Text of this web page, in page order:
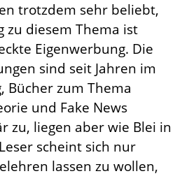
trotzdem sehr beliebt,
zu diesem Thema ist
Eigenwerbung. Die
sind seit Jahren im
Bücher zum Thema
und Fake News
zu, liegen aber wie Blei in
scheint sich nur
lassen zu wollen,